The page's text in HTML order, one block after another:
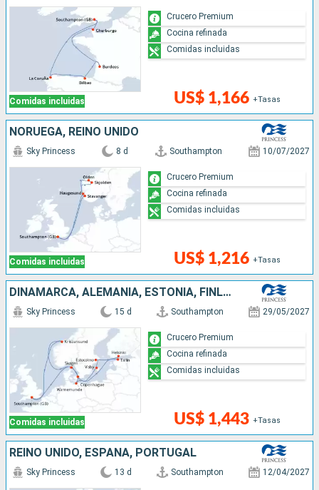
Comidas incluidas US$ 1,166 +Tasas
Crucero Premium
Cocina refinada
Comidas incluidas
NORUEGA, REINO UNIDO
Comidas incluidas
Sky Princess 8 d Southampton 10/07/2027
US$ 1,216 +Tasas
Crucero Premium
Cocina refinada
Comidas incluidas
DINAMARCA, ALEMANIA, ESTONIA, FINLANDIA, SUECIA, NORUEGA, REINO UNIDO
Comidas incluidas
Sky Princess 15 d Southampton 29/05/2027
US$ 1,443 +Tasas
Crucero Premium
Cocina refinada
Comidas incluidas
REINO UNIDO, ESPAÑA, PORTUGAL
Sky Princess 13 d Southampton 12/04/2027